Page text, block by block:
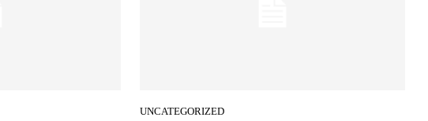
UNCATEGORIZED